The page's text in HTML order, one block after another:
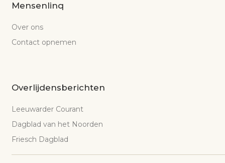
Mensenlinq
Over ons
Contact opnemen
Overlijdensberichten
Leeuwarder Courant
Dagblad van het Noorden
Friesch Dagblad